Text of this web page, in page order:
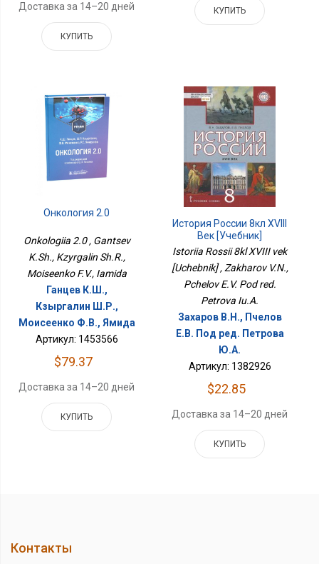
Доставка за 14–20 дней
КУПИТЬ
КУПИТЬ
Онкология 2.0
Onkologiia 2.0 , Gantsev
K.Sh., Kzyrgalin Sh.R.,
Moiseenko F.V., Iamida
Ганцев К.Ш.,
Кзыргалин Ш.Р.,
Моисеенко Ф.В., Ямида
Артикул: 1453566
$79.37
Доставка за 14–20 дней
КУПИТЬ
История России 8кл XVIII
Век [Учебник]
Istoriia Rossii 8kl XVIII vek
[Uchebnik] , Zakharov V.N.,
Pchelov E.V. Pod red.
Petrova Iu.A.
Захаров В.Н., Пчелов
Е.В. Под ред. Петрова
Ю.А.
Артикул: 1382926
$22.85
Доставка за 14–20 дней
КУПИТЬ
Контакты